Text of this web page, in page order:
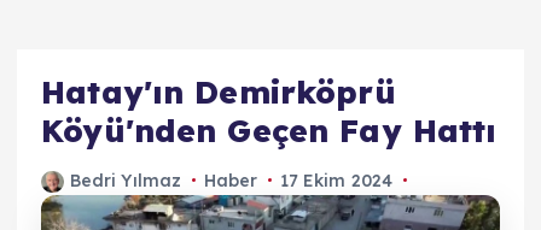
Hatay'ın Demirköprü
Köyü'nden Geçen Fay Hattı
Bedri Yılmaz Haber 17 Ekim 2024